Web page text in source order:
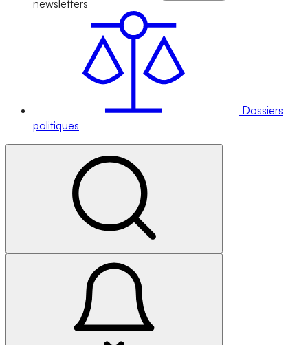
newsletters
Dossiers
politiques